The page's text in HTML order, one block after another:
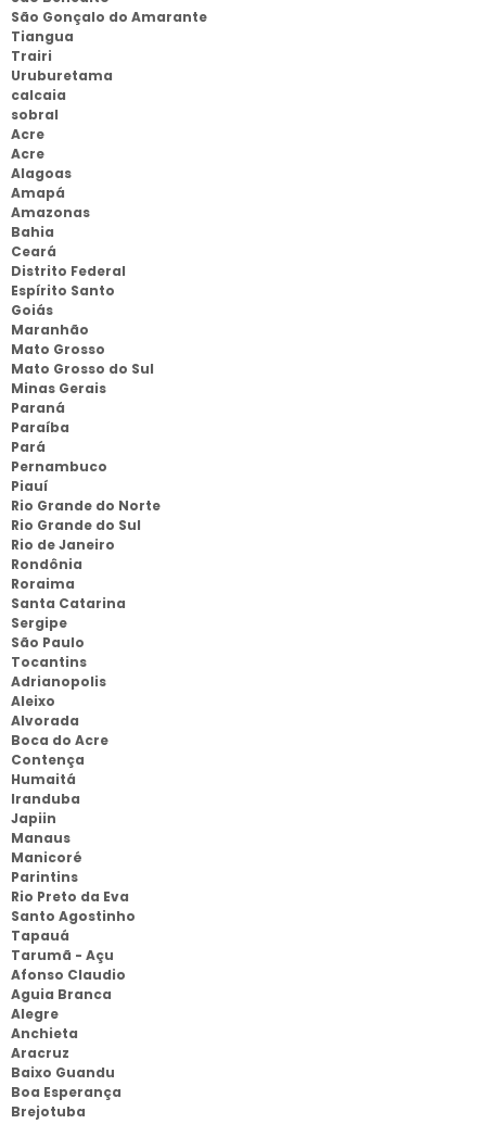
São Gonçalo do Amarante
Tiangua
Trairi
Uruburetama
calcaia
sobral
Acre
Acre
Alagoas
Amapá
Amazonas
Bahia
Ceará
Distrito Federal
Espírito Santo
Goiás
Maranhão
Mato Grosso
Mato Grosso do Sul
Minas Gerais
Paraná
Paraíba
Pará
Pernambuco
Piauí
Rio Grande do Norte
Rio Grande do Sul
Rio de Janeiro
Rondônia
Roraima
Santa Catarina
Sergipe
São Paulo
Tocantins
Adrianopolis
Aleixo
Alvorada
Boca do Acre
Contença
Humaitá
Iranduba
Japiin
Manaus
Manicoré
Parintins
Rio Preto da Eva
Santo Agostinho
Tapauá
Tarumã - Açu
Afonso Claudio
Aguia Branca
Alegre
Anchieta
Aracruz
Baixo Guandu
Boa Esperança
Brejotuba